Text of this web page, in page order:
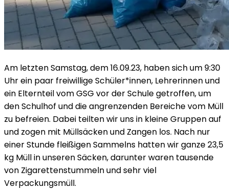
Am letzten Samstag, dem 16.09.23, haben sich um 9:30
Uhr ein paar freiwillige Schüler*innen, Lehrerinnen und
ein Elternteil vom GSG vor der Schule getroffen, um
den Schulhof und die angrenzenden Bereiche vom Müll
zu befreien. Dabei teilten wir uns in kleine Gruppen auf
und zogen mit Müllsäcken und Zangen los. Nach nur
einer Stunde fleißigen Sammelns hatten wir ganze 23,5
kg Müll in unseren Säcken, darunter waren tausende
von Zigarettenstummeln und sehr viel
Verpackungsmüll.